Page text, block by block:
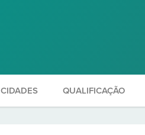
CIDADES QUALIFICAÇÃO